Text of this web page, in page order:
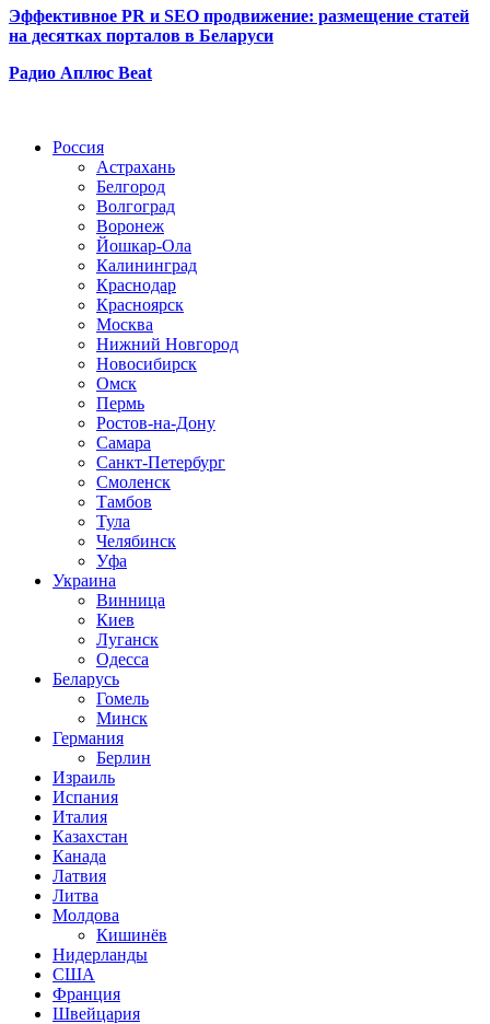
Эффективное PR и SEO продвижение: размещение статей
на десятках порталов в Беларуси
Радио Аплюс Beat
Россия
Астрахань
Белгород
Волгоград
Воронеж
Йошкар-Ола
Калининград
Краснодар
Красноярск
Москва
Нижний Новгород
Новосибирск
Омск
Пермь
Ростов-на-Дону
Самара
Санкт-Петербург
Смоленск
Тамбов
Тула
Челябинск
Уфа
Украина
Винница
Киев
Луганск
Одесса
Беларусь
Гомель
Минск
Германия
Берлин
Израиль
Испания
Италия
Казахстан
Канада
Латвия
Литва
Молдова
Кишинёв
Нидерланды
США
Франция
Швейцария